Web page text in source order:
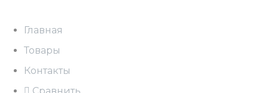
Главная
Товары
Контакты